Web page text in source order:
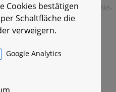
⮞Stanz­werk­zeu­ge in ver­schie­
in ver­
Cookies bestätigen
Schaltfläche die
verweigern.
Google Analytics